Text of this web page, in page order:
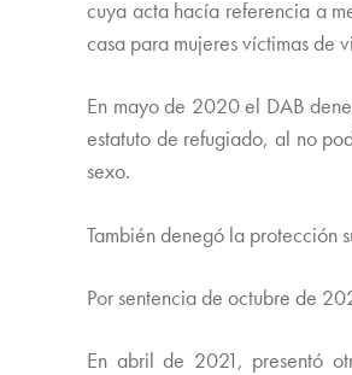
cuya acta hacía referencia a
casa para mujeres víctimas de
En mayo de 2020 el DAB
estatuto de refugiado, al no
sexo.
También denegó la protección
Por sentencia de octubre de
En abril de 2021, presentó